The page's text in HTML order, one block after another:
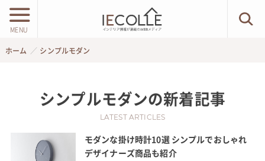
MENU
ホーム シンプルモダン
シンプルモダンの新着記事
LATEST ARTICLES
モダンな掛け時計10選 シンプルでおしゃれ
デザイナーズ商品も紹介